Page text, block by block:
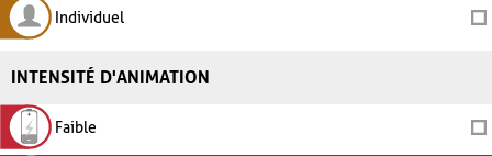
Individuel
INTENSITÉ D'ANIMATION
Faible